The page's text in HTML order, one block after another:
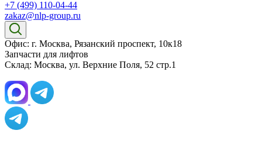
+7 (499) 110-04-44
zakaz@nlp-group.ru
Офис: г. Москва, Рязанский проспект, 10к18
Запчасти для лифтов
Склад: Москва, ул. Верхние Поля, 52 стр.1